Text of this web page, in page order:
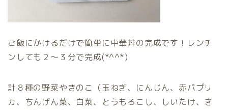
ご飯にかけるだけで簡単に中華丼の完成です！レンチ
ンしても２〜３分で完成(*^^*)
計８種の野菜やきのこ（玉ねぎ、にんじん、赤パプリ
カ、ちんげん菜、白菜、とうもろこし、しいたけ、き